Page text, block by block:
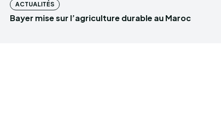
ACTUALITÉS
Bayer mise sur l’agriculture durable au Maroc